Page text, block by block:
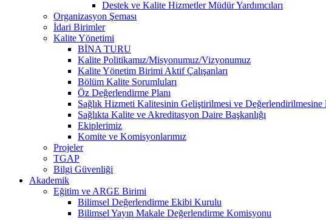
Destek ve Kalite Hizmetler Müdür Yardımcıları
Organizasyon Şeması
İdari Birimler
Kalite Yönetimi
BİNA TURU
Kalite Politikamız/Misyonumuz/Vizyonumuz
Kalite Yönetim Birimi Aktif Çalışanları
Bölüm Kalite Sorumluları
Öz Değerlendirme Planı
Sağlık Hizmeti Kalitesinin Geliştirilmesi ve
Sağlıkta Kalite ve Akreditasyon Daire Başkanlığı
Ekiplerimiz
Komite ve Komisyonlarımız
Projeler
TGAP
Bilgi Güvenliği
Akademik
Eğitim ve ARGE Birimi
Bilimsel Değerlendirme Ekibi Kurulu
Bilimsel Yayın Makale Değerlendirme Komisyonu